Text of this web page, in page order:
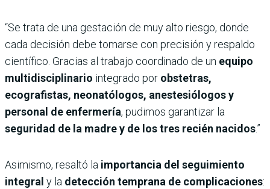
“Se trata de una gestación de muy alto riesgo, donde
cada decisión debe tomarse con precisión y respaldo
científico. Gracias al trabajo coordinado de un equipo
multidisciplinario integrado por obstetras,
ecografistas, neonatólogos, anestesiólogos y
personal de enfermería, pudimos garantizar la
seguridad de la madre y de los tres recién nacidos.”
Asimismo, resaltó la importancia del seguimiento
integral y la detección temprana de complicaciones: